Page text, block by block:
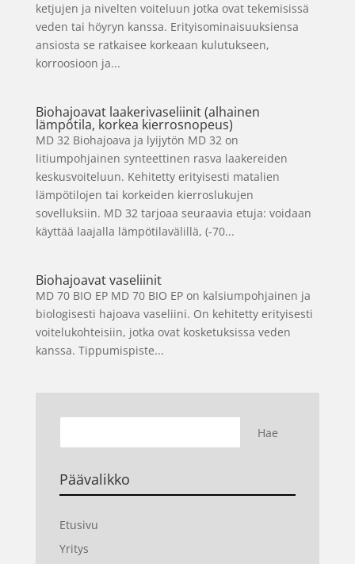
ketjujen ja nivelten voiteluun jotka ovat tekemisissä
veden tai höyryn kanssa. Erityisominaisuuksiensa
ansiosta se ratkaisee korkeaan kulutukseen,
korroosioon ja...
Biohajoavat laakerivaseliinit (alhainen
lämpötila, korkea kierrosnopeus)
MD 32 Biohajoava ja lyijytön MD 32 on
litiumpohjainen synteettinen rasva laakereiden
keskusvoiteluun. Kehitetty erityisesti matalien
lämpötilojen tai korkeiden kierroslukujen
sovelluksiin. MD 32 tarjoaa seuraavia etuja: voidaan
käyttää laajalla lämpötilavälillä, (-70...
Biohajoavat vaseliinit
MD 70 BIO EP MD 70 BIO EP on kalsiumpohjainen ja
biologisesti hajoava vaseliini. On kehitetty erityisesti
voitelukohteisiin, jotka ovat kosketuksissa veden
kanssa. Tippumispiste...
Päävalikko
Etusivu
Yritys